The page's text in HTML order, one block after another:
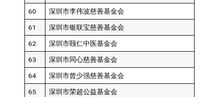
60 深圳市李伟波慈善基金会
61 深圳市银联宝慈善基金会
62 深圳市颐仁中医基金会
63 深圳市同心慈善基金会
64 深圳市曾少强慈善基金会
65 深圳市荣超公益基金会